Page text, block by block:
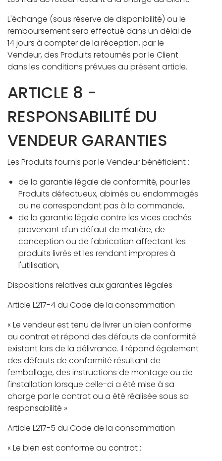
L'échange (sous réserve de disponibilité) ou le
remboursement sera effectué dans un délai de
14 jours à compter de la réception, par le
Vendeur, des Produits retournés par le Client
dans les conditions prévues au présent article.
ARTICLE 8 -
RESPONSABILITÉ DU
VENDEUR GARANTIES
Les Produits fournis par le Vendeur bénéficient :
de la garantie légale de conformité, pour les
Produits défectueux, abimés ou endommagés
ou ne correspondant pas à la commande,
de la garantie légale contre les vices cachés
provenant d'un défaut de matière, de
conception ou de fabrication affectant les
produits livrés et les rendant impropres à
l'utilisation,
Dispositions relatives aux garanties légales
Article L217-4 du Code de la consommation
« Le vendeur est tenu de livrer un bien conforme
au contrat et répond des défauts de conformité
existant lors de la délivrance. Il répond également
des défauts de conformité résultant de
l'emballage, des instructions de montage ou de
l'installation lorsque celle-ci a été mise à sa
charge par le contrat ou a été réalisée sous sa
responsabilité »
Article L217-5 du Code de la consommation
« Le bien est conforme au contrat :